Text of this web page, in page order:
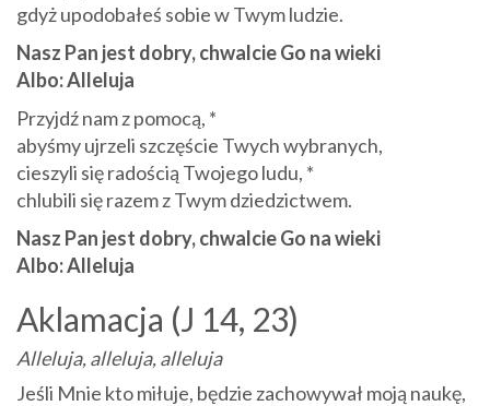
gdyż upodobałeś sobie w Twym ludzie.
Nasz Pan jest dobry, chwalcie Go na wieki
Albo: Alleluja
Przyjdź nam z pomocą, *
abyśmy ujrzeli szczęście Twych wybranych,
cieszyli się radością Twojego ludu, *
chlubili się razem z Twym dziedzictwem.
Nasz Pan jest dobry, chwalcie Go na wieki
Albo: Alleluja
Aklamacja (J 14, 23)
Alleluja, alleluja, alleluja
Jeśli Mnie kto miłuje, będzie zachowywał moją naukę,